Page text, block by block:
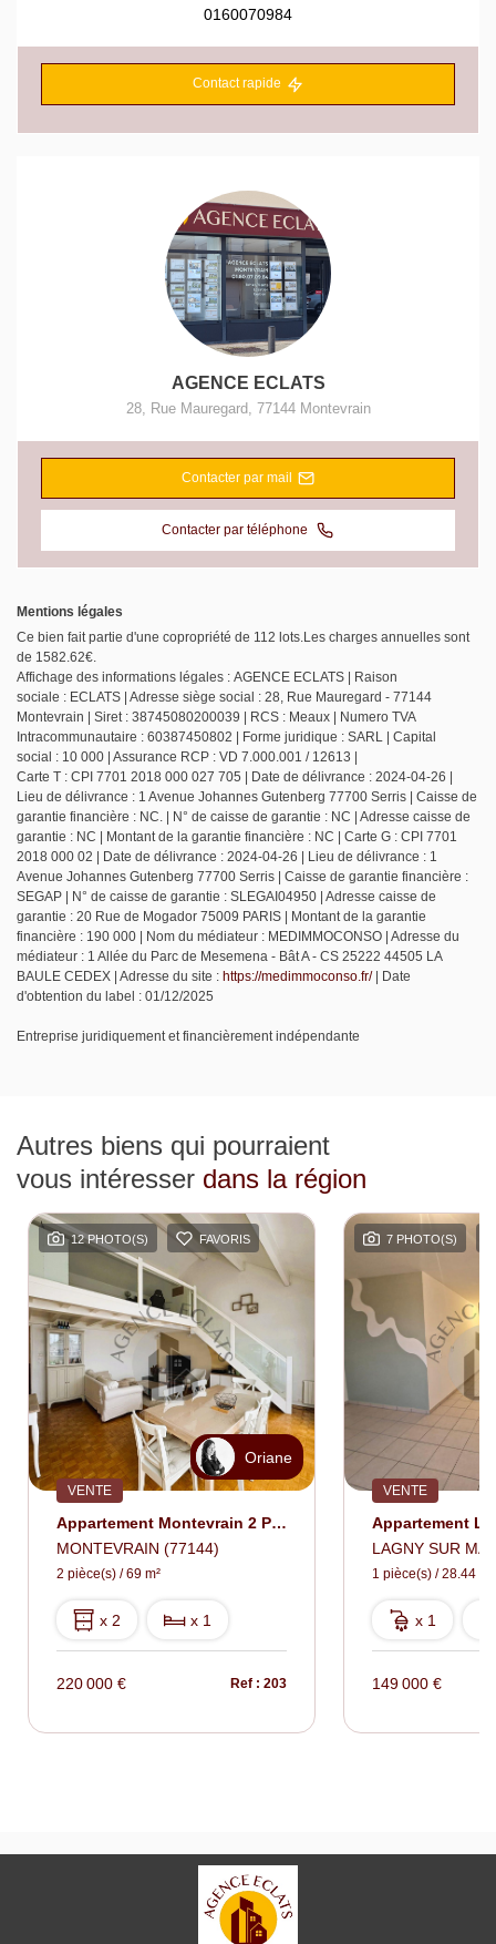
0160070984
Contact rapide
AGENCE ECLATS
28, Rue Mauregard 77144 Montevrain
Contacter par mail
Contacter par téléphone
Mentions légales
Ce bien fait partie d'une copropriété de 112 lots.Les charges annuelles sont
de 1582.62€.
Affichage des informations légales : AGENCE ECLATS | Raison
sociale : ECLATS | Adresse siège social : 28, Rue Mauregard - 77144
Montevrain | Siret : 38745080200039 | RCS : Meaux | Numero TVA
Intracommunautaire : 60387450802 | Forme juridique : SARL | Capital
social : 10 000 | Assurance RCP : VD 7.000.001 / 12613 |
Carte T : CPI 7701 2018 000 027 705 | Date de délivrance : 2024-04-26 |
Lieu de délivrance : 1 Avenue Johannes Gutenberg 77700 Serris | Caisse de
garantie financière : NC. | N° de caisse de garantie : NC | Adresse caisse de
garantie : NC | Montant de la garantie financière : NC | Carte G : CPI 7701
2018 000 02 | Date de délivrance : 2024-04-26 | Lieu de délivrance : 1
Avenue Johannes Gutenberg 77700 Serris | Caisse de garantie financière :
SEGAP | N° de caisse de garantie : SLEGAI04950 | Adresse caisse de
garantie : 20 Rue de Mogador 75009 PARIS | Montant de la garantie
financière : 190 000 | Nom du médiateur : MEDIMMOCONSO | Adresse du
médiateur : 1 Allée du Parc de Mesemena - Bât A - CS 25222 44505 LA
BAULE CEDEX | Adresse du site : https://medimmoconso.fr/| Date
d'obtention du label : 01/12/2025
Entreprise juridiquement et financièrement indépendante
Autres biens qui pourraient
vous intéresser dans la région
12 PHOTO(S) FAVORIS
Oriane
VENTE
Appartement Montevrain 2 Pièce(s) 69 M2
MONTEVRAIN (77144)
2 pièce(s) / 69 m²
x 2 x 1
220 000 € Ref : 203
7 PHOTO(S)
VENTE
LAGNY SUR
1 pièce(s) / 28.44 m²
x 1
149 000 €